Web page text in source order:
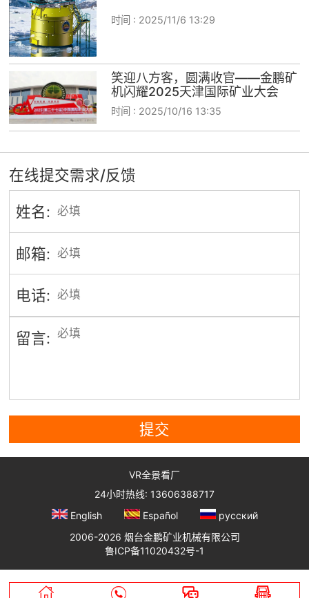
时间 : 2025/11/6 13:29
笑迎八方客，圆满收官——金鹏矿
机闪耀2025天津国际矿业大会
时间 : 2025/10/16 13:35
在线提交需求/反馈
姓名:
邮箱:
电话:
留言:
提交
VR全景看厂
24小时热线: 13606388717
English
Español
русский
2006-2026 烟台金鹏矿业机械有限公司
鲁ICP备11020432号-1
   